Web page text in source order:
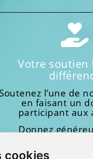
cookies
Votre soutien
Soutenez l’une de
en faisant un
participant aux
Donnez